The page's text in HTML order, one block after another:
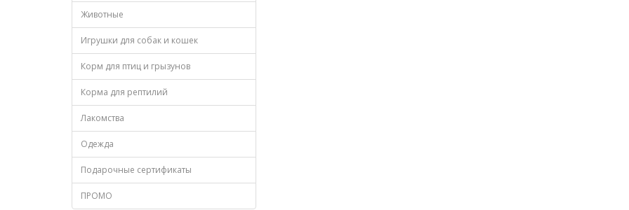
Животные
Игрушки для собак и кошек
Корм для птиц и грызунов
Корма для рептилий
Лакомства
Одежда
Подарочные сертификаты
ПРОМО